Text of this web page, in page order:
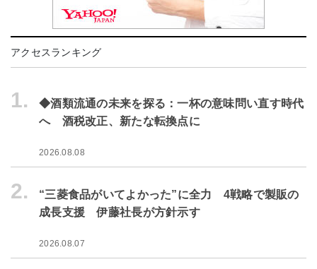
アクセスランキング
1.
◆酒類流通の未来を探る：一杯の意味問い直す時代
へ 酒税改正、新たな転換点に
2026.08.08
2.
“三菱食品がいてよかった”に全力 4戦略で製販の
成長支援 伊藤社長が方針示す
2026.08.07